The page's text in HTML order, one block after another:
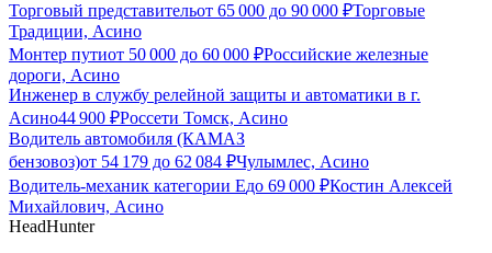
Торговый представительот 65 000 до 90 000 ₽Торговые
Традиции, Асино
Монтер путиот 50 000 до 60 000 ₽Российские железные
дороги, Асино
Инженер в службу релейной защиты и автоматики в г.
Асино44 900 ₽Россети Томск, Асино
Водитель автомобиля (КАМАЗ
бензовоз)от 54 179 до 62 084 ₽Чулымлес, Асино
Водитель-механик категории Едо 69 000 ₽Костин Алексей
Михайлович, Асино
HeadHunter